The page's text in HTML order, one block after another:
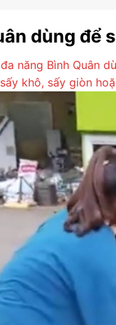
dùng để
năng Bình Quân
khô, sấy giòn